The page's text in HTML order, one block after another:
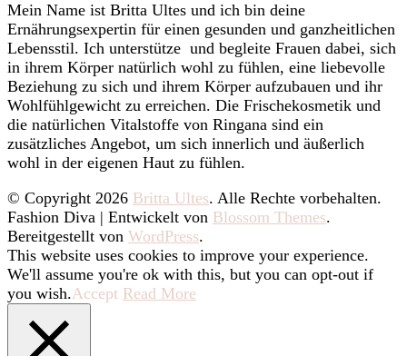
Mein Name ist Britta Ultes und ich bin deine
Ernährungsexpertin für einen gesunden und ganzheitlichen
Lebensstil. Ich unterstütze und begleite Frauen dabei, sich
in ihrem Körper natürlich wohl zu fühlen, eine liebevolle
Beziehung zu sich und ihrem Körper aufzubauen und ihr
Wohlfühlgewicht zu erreichen. Die Frischekosmetik und
die natürlichen Vitalstoffe von Ringana sind ein
zusätzliches Angebot, um sich innerlich und äußerlich
wohl in der eigenen Haut zu fühlen.
© Copyright 2026 Britta Ultes. Alle Rechte vorbehalten.
Fashion Diva | Entwickelt von Blossom Themes.
Bereitgestellt von WordPress.
This website uses cookies to improve your experience.
We'll assume you're ok with this, but you can opt-out if
you wish.Accept Read More